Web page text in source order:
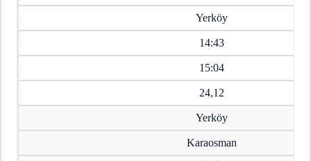
Yerköy
14:43
15:04
24,12
Yerköy
Karaosman